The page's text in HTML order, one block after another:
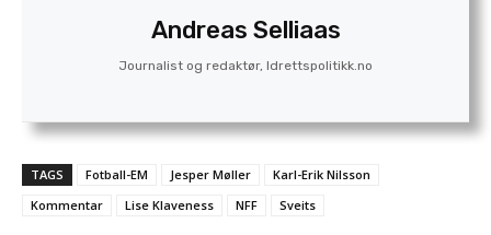
Andreas Selliaas
Journalist og redaktør, Idrettspolitikk.no
TAGS Fotball-EM Jesper Møller
Karl-Erik Nilsson
Kommentar
Lise Klaveness NFF Sveits